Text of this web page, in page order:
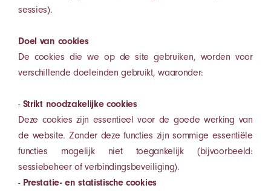
sessies).
Doel van cookies
De cookies die we op de site gebruiken, worden voor
verschillende doeleinden gebruikt, waaronder:
- Strikt noodzakelijke cookies
Deze cookies zijn essentieel voor de goede werking van
de website. Zonder deze functies zijn sommige essentiële
functies mogelijk niet toegankelijk (bijvoorbeeld:
sessiebeheer of verbindingsbeveiliging).
- Prestatie- en statistische cookies